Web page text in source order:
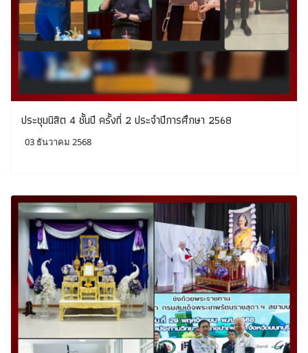
ประชุมนิสิต 4 ชั้นปี ครั้งที่ 2 ประจำปีการศึกษา 2568
03 ธันวาคม 2568